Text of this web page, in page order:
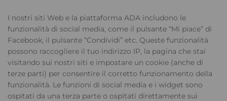
I nostri siti Web e la piattaforma ADA includono le
funzionalità di social media, come il pulsante “Mi piace” di
Facebook, il pulsante “Condividi” etc. Queste funzionalità
possono raccogliere il tuo indirizzo IP, la pagina che stai
visitando sui nostri siti e impostare un cookie (anche di
terze parti) per consentire il corretto funzionamento della
funzionalità. Le funzioni di social media e i widget sono
ospitati da una terza parte o ospitati direttamente sui